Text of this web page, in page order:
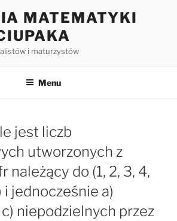
MATEMATYKI
i maturzystów
Menu
jest liczb
utworzonych z
należący do (1, 2, 3, 4,
i jednocześnie a)
niepodzielnych przez